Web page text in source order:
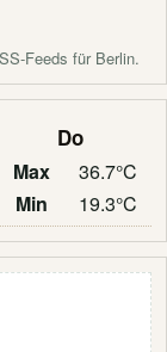
Feeds für Berlin.
Do
Max
36.7°C
Min
19.3°C